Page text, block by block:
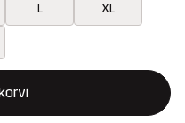
L XL
ostukorvis uue kauba